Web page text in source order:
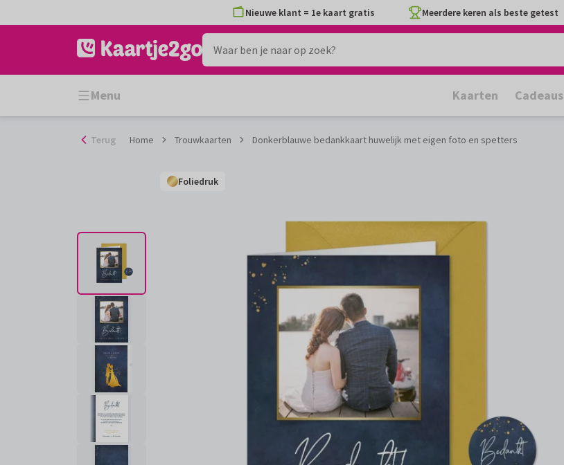
naar
Nieuwe klant = 1e kaart gratis Meerdere keren als beste getest
Menu Kaarten Cadeaus
Terug Home Trouwkaarten Donkerblauwe bedankkaart huwelijk met eigen foto en spetters
Foliedruk
Foliedruk
Foliedruk
Foliedruk
Foliedruk
Foliedruk